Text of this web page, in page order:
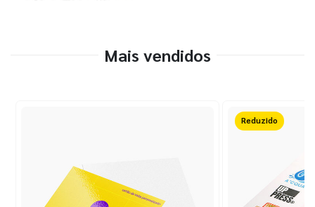
Mais vendidos
Reduzido